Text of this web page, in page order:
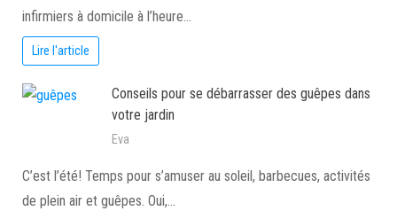
infirmiers à domicile à l’heure…
Lire l'article
Conseils pour se débarrasser des guêpes dans
votre jardin
Eva
C’est l’été! Temps pour s’amuser au soleil, barbecues, activités
de plein air et guêpes. Oui,…